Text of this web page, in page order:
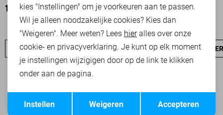
13,95 70,00 99,99
PME LEGEND SALE JEANS NIEUW PME LEGEND
Opslaan
kies "Instellingen" om je voorkeuren aan te passen.
Wil je alleen noodzakelijke cookies? Kies dan
"Weigeren". Meer weten? Lees hieralles over onze
cookie- en privacyverklaring. Je kunt op elk moment
je instellingen wijzigigen door op de link te klikken
onder aan de pagina.
Accepteren
Weigeren
Instellen